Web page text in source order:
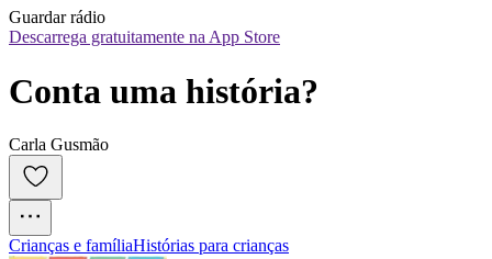
Guardar rádio
Descarrega gratuitamente na App Store
Conta uma história?
Carla Gusmão
Crianças e famíliaHistórias para crianças